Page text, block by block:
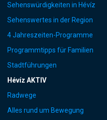
Sehenswürdigkeiten in Hévíz
Sehenswertes in der Region
4 Jahreszeiten-Programme
Programmtipps für Familien
Stadtführungen
Hévíz AKTIV
Radwege
Alles rund um Bewegung